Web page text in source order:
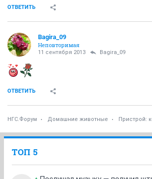
ОТВЕТИТЬ
Bagira_09
Неповторимая
11 сентября 2013 Bagira_09
ОТВЕТИТЬ
НГС.Форум Домашние животные Пристрой:
ТОП 5